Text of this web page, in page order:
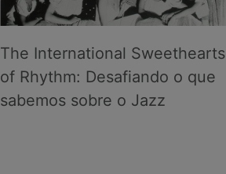
The International Sweethearts
of Rhythm: Desafiando o que
sabemos sobre o Jazz